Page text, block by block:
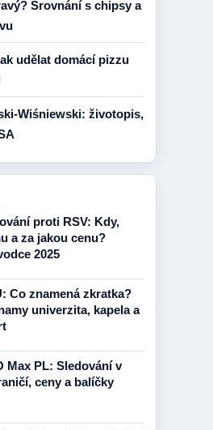
Srovnání s chipsy a
udělat domácí pizzu
Wiśniewski: životopis,
proti RSV: Kdy,
a za jakou cenu?
2025
Co znamená zkratka?
univerzita, kapela a
Max PL: Sledování v
ceny a balíčky